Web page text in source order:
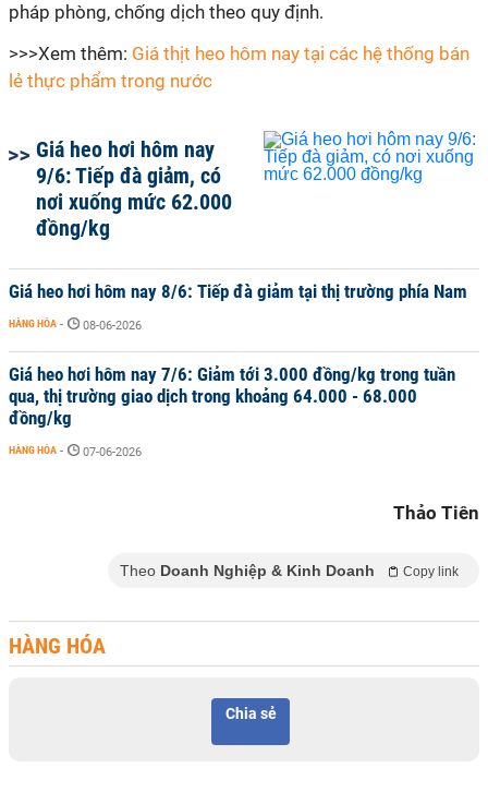
pháp phòng, chống dịch theo quy định.
>>>Xem thêm: Giá thịt heo hôm nay tại các hệ thống bán
lẻ thực phẩm trong nước
Giá heo hơi hôm nay
9/6: Tiếp đà giảm, có
nơi xuống mức 62.000
đồng/kg
Giá heo hơi hôm nay 8/6: Tiếp đà giảm tại thị trường phía Nam
HÀNG HÓA - 08-06-2026
Giá heo hơi hôm nay 7/6: Giảm tới 3.000 đồng/kg trong tuần
qua, thị trường giao dịch trong khoảng 64.000 - 68.000
đồng/kg
HÀNG HÓA - 07-06-2026
Thảo Tiên
Theo Doanh Nghiệp & Kinh Doanh Copy link
HÀNG HÓA
Chia sẻ